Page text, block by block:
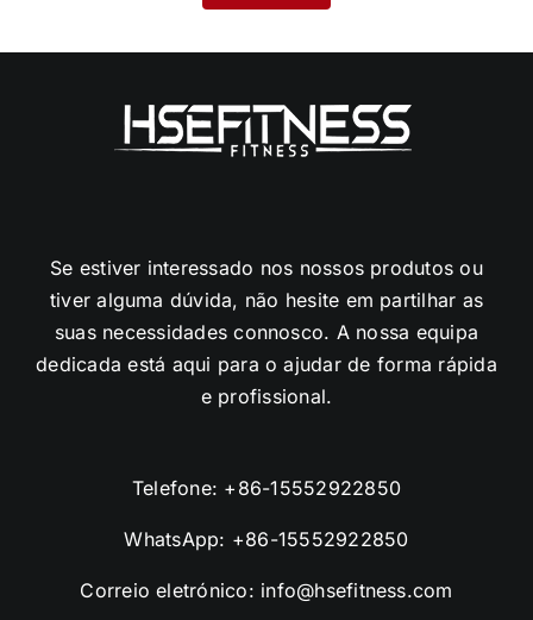
Se estiver interessado nos nossos produtos ou
tiver alguma dúvida, não hesite em partilhar as
suas necessidades connosco. A nossa equipa
dedicada está aqui para o ajudar de forma rápida
e profissional.
Telefone: +86-15552922850
WhatsApp: +86-15552922850
Correio eletrónico: info@hsefitness.com